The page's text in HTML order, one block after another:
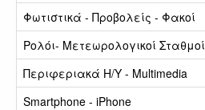
Φωτιστικά - Προβολείς - Φακοί
Ρολόι- Μετεωρολογικοί Σταθμοί
Περιφεριακά Η/Υ - Multimedia
Smartphone - iPhone